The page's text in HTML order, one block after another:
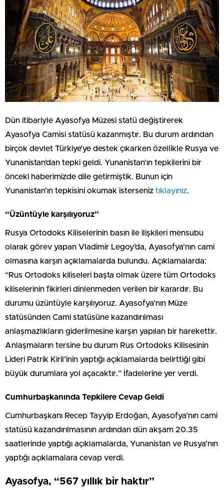
Dün itibariyle Ayasofya Müzesi statü değiştirerek
Ayasofya Camisi statüsü kazanmıştır. Bu durum ardından
birçok devlet Türkiye’ye destek çıkarken özellikle Rusya ve
Yunanistan’dan tepki geldi. Yunanistan’ın tepkilerini bir
önceki haberimizde dile getirmiştik. Bunun için
Yunanistan’ın tepkisini okumak isterseniz tıklayınız.
“Üzüntüyle karşılıyoruz”
Rusya Ortodoks Kiliselerinin basın ile ilişkileri mensubu
olarak görev yapan Vladimir Legoy’da, Ayasofya’nın cami
olmasına karşın açıklamalarda bulundu. Açıklamalarda:
“Rus Ortodoks kiliseleri başta olmak üzere tüm Ortodoks
kiliselerinin fikirleri dinlenmeden verilen bir karardır. Bu
durumu üzüntüyle karşılıyoruz. Ayasofya’nın Müze
statüsünden Cami statüsüne kazandırılması
anlaşmazlıkların giderilmesine karşın yapılan bir harekettir.
Anlaşmaların tersine bu durum Rus Ortodoks Kilisesinin
Lideri Patrik Kiril’inin yaptığı açıklamalarda belirttiği gibi
büyük durumlara yol açacaktır.” İfadelerine yer verdi.
Cumhurbaşkanında Tepkilere Cevap Geldi
Cumhurbaşkanı Recep Tayyip Erdoğan, Ayasofya’nın cami
statüsü kazandırılmasının ardından dün akşam 20.35
saatlerinde yaptığı açıklamalarda, Yunanistan ve Rusya’nın
yaptığı açıklamalara cevap verdi.
Ayasofya, “567 yıllık bir haktır”